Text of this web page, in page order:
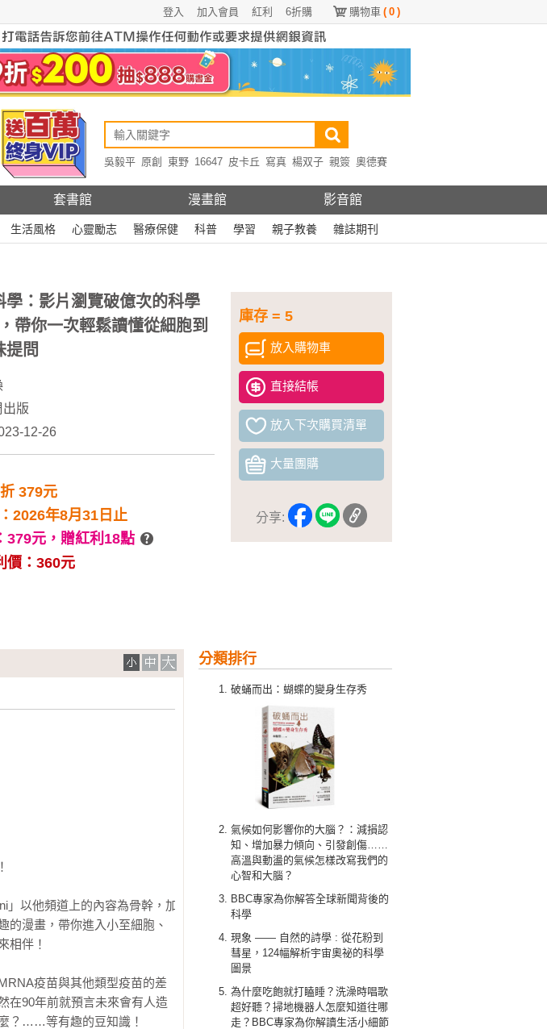
購物車 ( 0 )
6折購
紅利
加入會員
登入
吳毅平 原創 東野 16647 皮卡丘 寫真 楊双子 親簽 奧德賽
套書館 漫畫館 影音館
生活風格 心靈勵志 醫療保健 科普 學習 親子教養 雜誌期刊
庫存 = 5
放入購物車
直接結帳
放入下次購買清單
大量團購
分享:
學：影片瀏覽破億次的科學
帶你一次輕鬆讀懂從細胞到
提問
出版
12-26
379元
2026年8月31日止
379元， 贈紅利18點
價：360元
分類排行
破蛹而出：蝴蝶的變身生存秀
氣候如何影響你的大腦？：減損認
知、增加暴力傾向、引發創傷……
高溫與動盪的氣候怎樣改寫我們的
心智和大腦？
BBC專家為你解答全球新聞背後的
科學
現象 —— 自然的詩學 : 從花粉到
彗星，124幅解析宇宙奧祕的科學
圖景
為什麼吃飽就打瞌睡？洗澡時唱歌
超好聽？掃地機器人怎麼知道往哪
走？BBC專家為你解讀生活小細節
」以他頻道上的內容為骨幹，加
的漫畫，帶你進入小至細胞、
相伴！
疫苗與其他類型疫苗的差
90年前就預言未來會有人造
？……等有趣的豆知識！